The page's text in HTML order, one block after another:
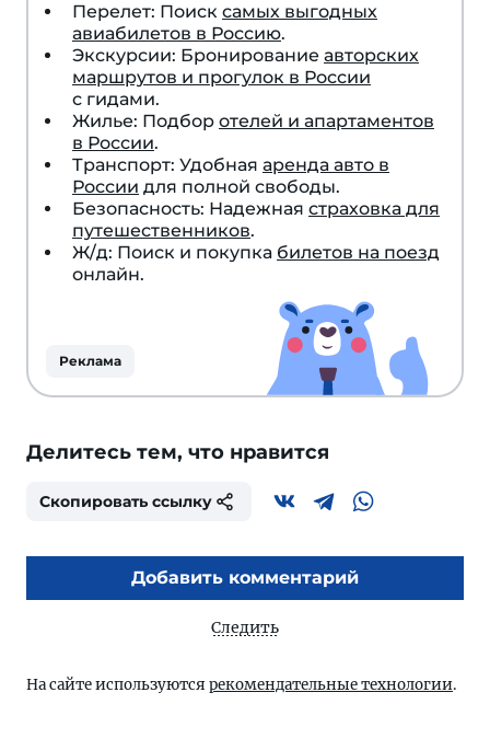
Перелет: Поиск самых выгодных
авиабилетов в Россию.
Экскурсии: Бронирование авторских
маршрутов и прогулок в России
с гидами.
Жилье: Подбор отелей и апартаментов
в России.
Транспорт: Удобная аренда авто в
России для полной свободы.
Безопасность: Надежная страховка для
путешественников.
Ж/д: Поиск и покупка билетов на поезд
онлайн.
Реклама
Делитесь тем, что нравится
Скопировать ссылку
Добавить комментарий
Следить
На сайте используются рекомендательные технологии.